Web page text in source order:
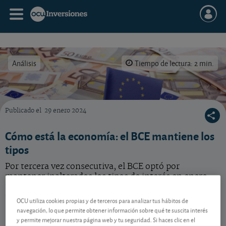
Análisis Tiempo de lectura: 2 min.
Por ahora el Banco Central Europeo se resiste a bajar los tipos, aun a sabiendas de
Publicado el 29 enero 2024
Cómo está la economía: el BCE mantiene los
tipos
Por tercera vez consecutiva, el BCE optó por
mantener inalterados los tipos de interés en enero.
una primera reducción en junio.
OCU utiliza cookies propias y de terceros para analizar tus hábitos de
navegación, lo que permite obtener información sobre qué te suscita interés
y permite mejorar nuestra página web y tu seguridad. Si haces clic en el